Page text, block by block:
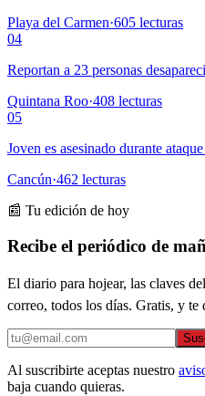
Playa del Carmen·605 lecturas
04
Reportan a 23 personas
Quintana Roo·408 lecturas
05
Joven es asesinado durante
Cancún·462 lecturas
📰 Tu edición de hoy
Recibe el periódico de
El diario para hojear, las claves
correo, todos los días. Gratis, y te
Al suscribirte aceptas nuestro
baja cuando quieras.